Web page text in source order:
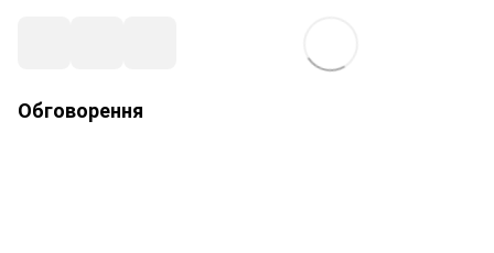
Обговорення